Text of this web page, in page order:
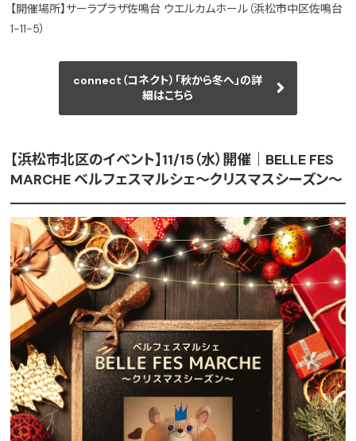
【開催場所】サーラプラザ佐鳴台 ウエルカムホール（浜松市中区佐鳴台
1-11-5）
connect（コネクト）「秋から冬へ」の詳
細はこちら
【浜松市北区のイベント】11/15（水）開催｜BELLE FES
MARCHE ベルフェスマルシェ～クリスマスシーズン～